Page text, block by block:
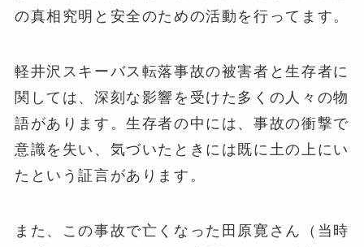
の真相究明と安全のための活動を行ってます。
軽井沢スキーバス転落事故の被害者と生存者に
関しては、深刻な影響を受けた多くの人々の物
語があります。生存者の中には、事故の衝撃で
意識を失い、気づいたときには既に土の上にい
たという証言があります。
また、この事故で亡くなった田原寛さん（当時